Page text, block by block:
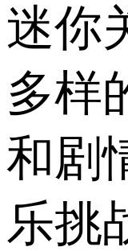
迷你
多样
和剧
乐挑